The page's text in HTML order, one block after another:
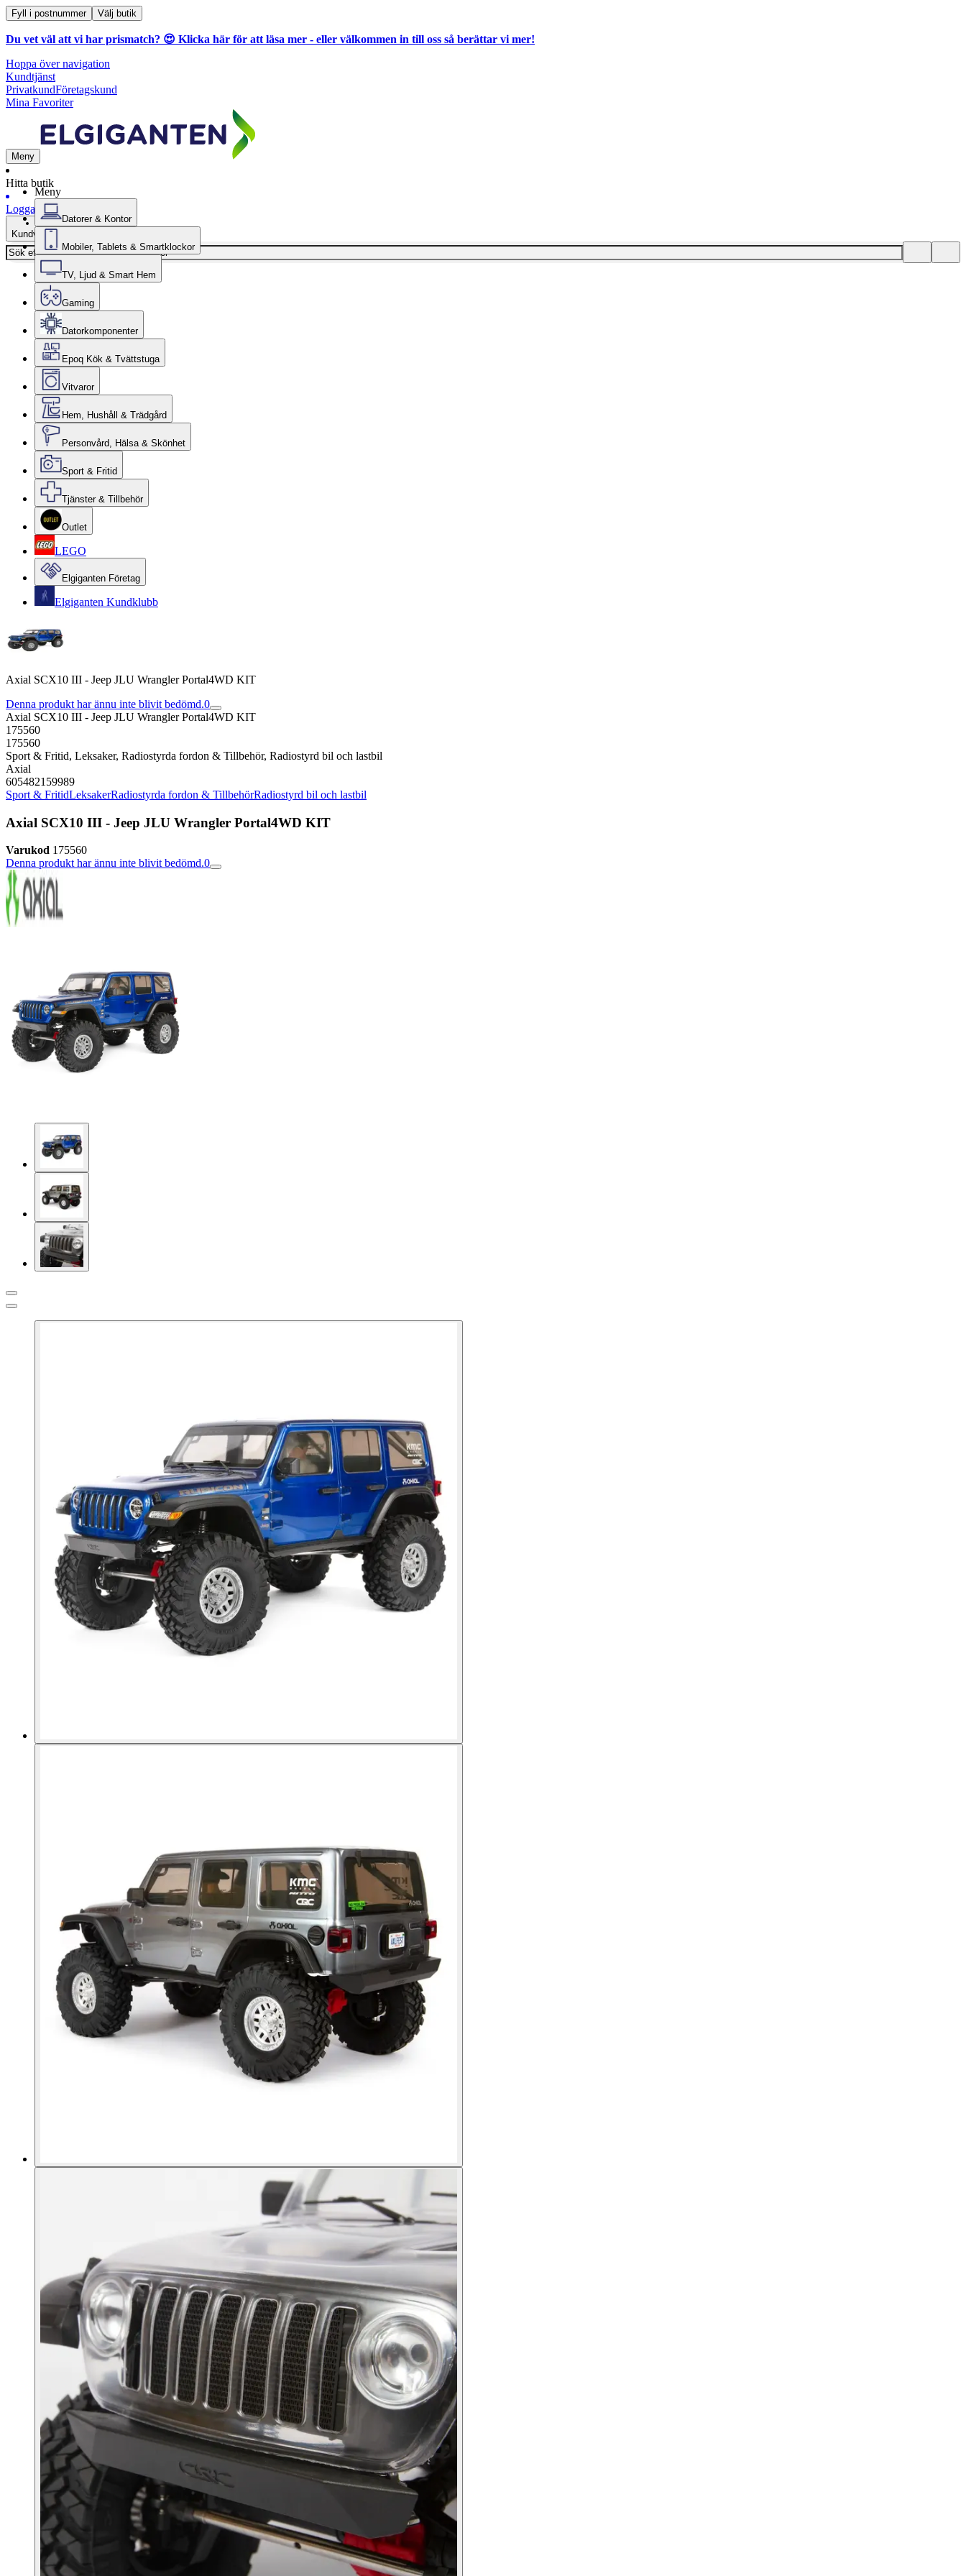
Fyll i postnummer Välj butik
Du vet väl att vi har prismatch? 😍 Klicka här för att läsa mer - eller välkommen in till oss så berättar vi mer!
Hoppa över navigation
Kundtjänst
PrivatkundFöretagskund
Mina Favoriter
Meny
Hitta butik
Logga in
Kundvagn
Meny
Datorer & Kontor
Mobiler, Tablets & Smartklockor
TV, Ljud & Smart Hem
Gaming
Datorkomponenter
Epoq Kök & Tvättstuga
Vitvaror
Hem, Hushåll & Trädgård
Personvård, Hälsa & Skönhet
Sport & Fritid
Tjänster & Tillbehör
Outlet
LEGO
Elgiganten Företag
Elgiganten Kundklubb
Axial SCX10 III - Jeep JLU Wrangler Portal4WD KIT
Denna produkt har ännu inte blivit bedömd.0
Axial SCX10 III - Jeep JLU Wrangler Portal4WD KIT
175560
175560
Sport & Fritid, Leksaker, Radiostyrda fordon & Tillbehör, Radiostyrd bil och lastbil
Axial
605482159989
Sport & FritidLeksakerRadiostyrda fordon & TillbehörRadiostyrd bil och lastbil
Axial SCX10 III - Jeep JLU Wrangler Portal4WD KIT
Varukod 175560
Denna produkt har ännu inte blivit bedömd.0